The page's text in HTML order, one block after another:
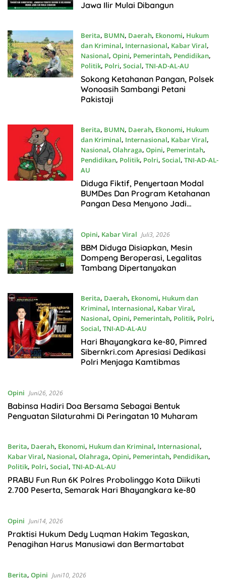
Jawa Ilir Mulai Dibangun
Berita, BUMN, Daerah, Ekonomi, Hukum
dan Kriminal, Internasional, Kabar Viral,
Nasional, Opini, Pemerintah, Pendidikan,
Politik, Polri, Social, TNI-AD-AL-AU
Juli11, 2026
Sokong Ketahanan Pangan, Polsek
Wonoasih Sambangi Petani
Pakistaji
Berita, BUMN, Daerah, Ekonomi, Hukum
dan Kriminal, Internasional, Kabar Viral,
Nasional, Olahraga, Opini, Pemerintah,
Pendidikan, Politik, Polri, Social, TNI-AD-AL-
AU
Juli8, 2026
Diduga Fiktif, Penyertaan Modal
BUMDes Dan Program Ketahanan
Pangan Desa Menyono Jadi
Opini, Kabar Viral Juli3, 2026
BBM Diduga Disiapkan, Mesin
Dompeng Beroperasi, Legalitas
Tambang Dipertanyakan
Berita, Daerah, Ekonomi, Hukum dan
Kriminal, Internasional, Kabar Viral,
Nasional, Opini, Pemerintah, Politik, Polri,
Social, TNI-AD-AL-AU
Juli2, 2026
Hari Bhayangkara ke-80, Pimred
Sibernkri.com Apresiasi Dedikasi
Polri Menjaga Kamtibmas
Opini Juni26, 2026
Babinsa Hadiri Doa Bersama Sebagai Bentuk
Penguatan Silaturahmi Di Peringatan 10 Muharam
Berita, Daerah, Ekonomi, Hukum dan Kriminal, Internasional,
Kabar Viral, Nasional, Olahraga, Opini, Pemerintah, Pendidikan,
Politik, Polri, Social, TNI-AD-AL-AU
Juni22, 2026
PRABU Fun Run 6K Polres Probolinggo Kota Diikuti
2.700 Peserta, Semarak Hari Bhayangkara ke-80
Opini Juni14, 2026
Praktisi Hukum Dedy Luqman Hakim Tegaskan,
Penagihan Harus Manusiawi dan Bermartabat
Berita, Opini Juni10, 2026